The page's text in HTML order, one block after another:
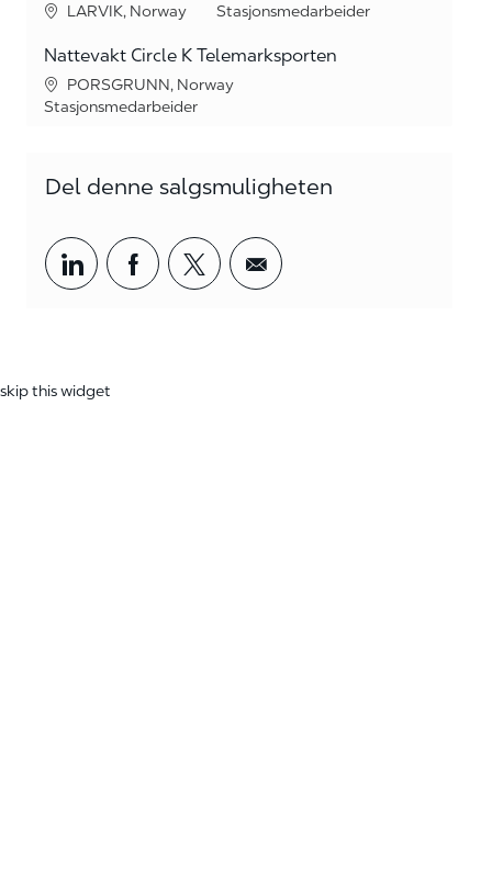
stedLARVIK, Norway Stillingstype
Stasjonsmedarbeider
Nattevakt Circle K Telemarksporten
stedPORSGRUNN, Norway
Stillingstype
Stasjonsmedarbeider
Del denne salgsmuligheten
Del via LinkedIn
Del via Facebook
Del via twitter
Del via e-post
skip this widget